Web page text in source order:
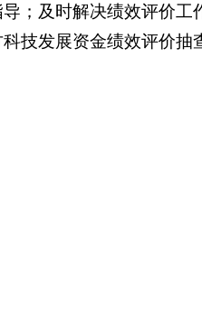
；及时解决绩效评价
技发展资金绩效评价抽